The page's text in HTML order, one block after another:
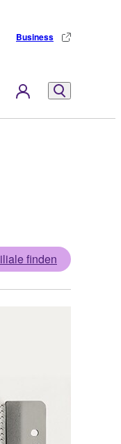
Business
finden